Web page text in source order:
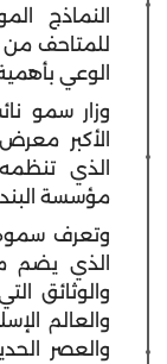
النماذج
للمتاحف
الوعي
وزار سمو
الأكبر
الذي
مؤسسة
وتعرف
والوثائق
والعالم
والعصر